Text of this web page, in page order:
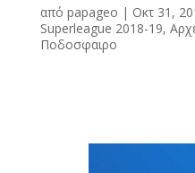
από papageo | Οκτ 31,
Superleague 2018-19,
Ποδοσφαιρο